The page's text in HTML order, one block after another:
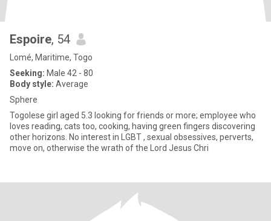
Espoire, 54
Lomé, Maritime, Togo
Seeking: Male 42 - 80
Body style: Average
Sphere
Togolese girl aged 5.3 looking for friends or more; employee who
loves reading, cats too, cooking, having green fingers discovering
other horizons. No interest in LGBT , sexual obsessives, perverts,
move on, otherwise the wrath of the Lord Jesus Chri